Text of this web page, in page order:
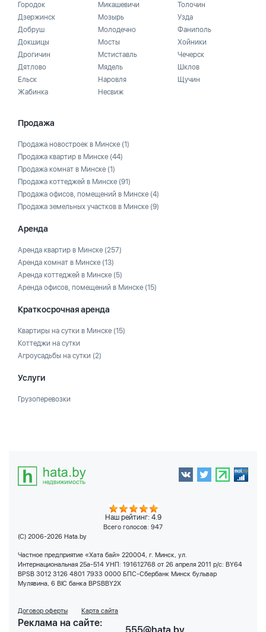
Городок
Дзержинск
Добруш
Докшицы
Дрогичин
Дятлово
Ельск
Жабинка
Микашевичи
Мозырь
Молодечно
Мосты
Мстиставль
Мядель
Наровля
Несвиж
Толочин
Узда
Фаниполь
Хойники
Чечерск
Шклов
Щучин
Продажа
Продажа новостроек в Минске (1)
Продажа квартир в Минске (44)
Продажа комнат в Минске (1)
Продажа коттеджей в Минске (91)
Продажа офисов, помещений в Минске (4)
Продажа земельных участков в Минске (9)
Аренда
Аренда квартир в Минске (257)
Аренда комнат в Минске (13)
Аренда коттеджей в Минске (5)
Аренда офисов, помещений в Минске (15)
Краткосрочная аренда
Квартиры на сутки в Минске (15)
Коттеджи на сутки
Агроусадьбы на сутки (2)
Услуги
Грузоперевозки
Наш рейтинг: 4.9
Всего голосов: 947
(C) 2006-2026 Hata.by
Частное предприятие «Хата бай» 220004, г. Минск, ул.
Интернациональная 25а-514 УНП: 191612768 от 26 апреля 2011 р/с: BY64
BPSB 3012 3126 4801 7933 0000 БПС-Сбербанк Минск бульвар
Мулявина, 6 BIC банка BPSBBY2X
Договор оферты Карта сайта
Реклама на сайте: